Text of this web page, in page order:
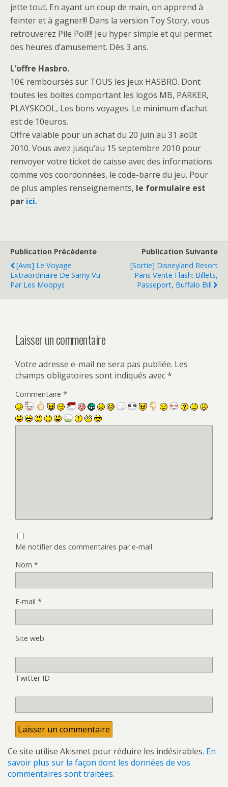
jette tout. En ayant un coup de main, on apprend à
feinter et à gagner!!! Dans la version Toy Story, vous
retrouverez Pile Poil!!! Jeu hyper simple et qui permet
des heures d’amusement. Dès 3 ans.
L’offre Hasbro.
10€ remboursés sur TOUS les jeux HASBRO. Dont
toutes les boites comportant les logos MB, PARKER,
PLAYSKOOL, Les bons voyages. Le minimum d’achat
est de 10euros.
Offre valable pour un achat du 20 juin au 31 août
2010. Vous avez jusqu’au 15 septembre 2010 pour
renvoyer votre ticket de caisse avec des informations
comme vos coordonnées, le code-barre du jeu. Pour
de plus amples renseignements, le formulaire est
par ici.
Publication Précédente
[Avis] Le Voyage
Extraordinaire De Samy Vu
Par Les Moopys
Publication Suivante
[Sortie] Disneyland Resort
Paris Vente Flash: Billets,
Passeport, Buffalo Bill
Laisser un commentaire
Votre adresse e-mail ne sera pas publiée. Les
champs obligatoires sont indiqués avec*
Commentaire *
Me notifier des commentaires par e-mail
Nom *
E-mail *
Site web
Twitter ID
Ce site utilise Akismet pour réduire les indésirables. En
savoir plus sur la façon dont les données de vos
commentaires sont traitées.